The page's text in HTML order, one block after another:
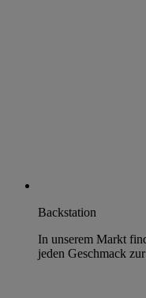
Backstation
In unserem Markt
jeden Geschmack